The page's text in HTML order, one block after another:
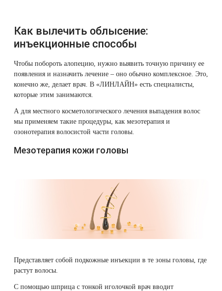
Как вылечить облысение:
инъекционные способы
Чтобы побороть алопецию, нужно выявить точную причину ее
появления и назначить лечение – оно обычно комплексное. Это,
конечно же, делает врач. В «ЛИНЛАЙН» есть специалисты,
которые этим занимаются.
А для местного косметологического лечения выпадения волос
мы применяем такие процедуры, как мезотерапия и
озонотерапия волосистой части головы.
Мезотерапия кожи головы
Представляет собой подкожные инъекции в те зоны головы, где
растут волосы.
С помощью шприца с тонкой иголочкой врач вводит